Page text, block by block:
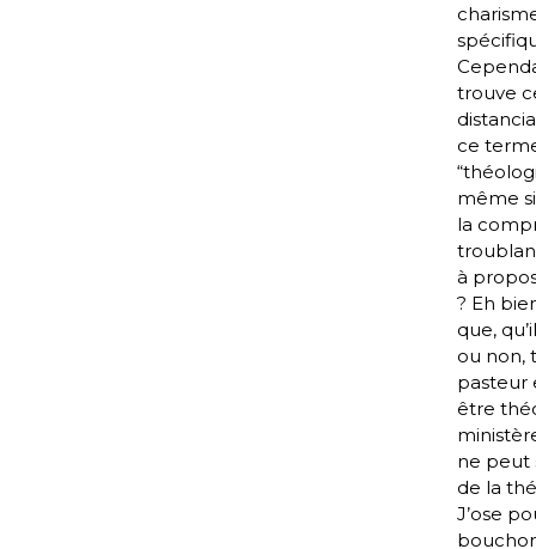
trouve
ce
même
la
à
? Eh
que,
ou non,
pasteur
être
ne peut
de la
J’ose